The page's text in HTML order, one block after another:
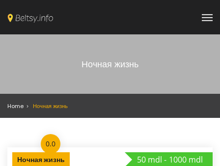
Ночная жизнь
Home Ночная жизнь
Ночная жизнь
0.0
50 mdl 1000 mdl